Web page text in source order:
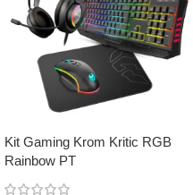
Kit Gaming Krom Kritic RGB
Rainbow PT